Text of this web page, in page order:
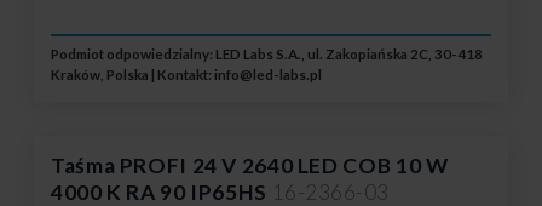
Podmiot odpowiedzialny: LED Labs S.A., ul. Zakopiańska 2C, 30-418
Kraków, Polska | Kontakt: info@led-labs.pl
Taśma PROFI 24 V 2640 LED COB 10 W
4000 K RA 90 IP65HS 16-2366-03